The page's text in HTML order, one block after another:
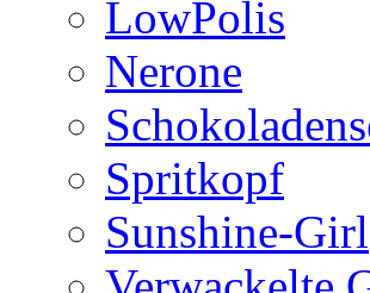
LowPolis
Nerone
Spritkopf
Sunshine-Girl